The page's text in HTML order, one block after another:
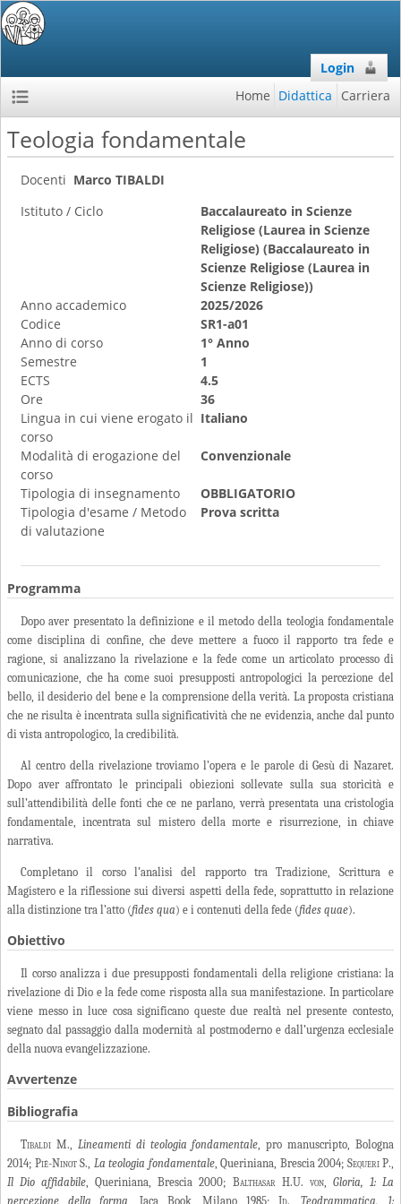
Login
Home Didattica Carriera
Teologia fondamentale
Docenti Marco TIBALDI
Istituto / Ciclo
Baccalaureato in Scienze
Religiose (Laurea in Scienze
Religiose) (Baccalaureato in
Scienze Religiose (Laurea in
Scienze Religiose))
Anno accademico
2025/2026
Codice
SR1-a01
Anno di corso
1° Anno
Semestre
1
ECTS
4.5
Ore
36
Lingua in cui viene erogato il
corso
Italiano
Modalità di erogazione del
corso
Convenzionale
Tipologia di insegnamento
OBBLIGATORIO
Tipologia d'esame / Metodo
di valutazione
Prova scritta
Programma
Dopo aver presentato la definizione e il metodo della teologia fondamentale
come disciplina di confine, che deve mettere a fuoco il rapporto tra fede e
ragione, si analizzano la rivelazione e la fede come un articolato processo di
comunicazione, che ha come suoi presupposti antropologici la percezione del
bello, il desiderio del bene e la comprensione della verità. La proposta cristiana
che ne risulta è incentrata sulla significatività che ne evidenzia, anche dal punto
di vista antropologico, la credibilità.
Al centro della rivelazione troviamo l’opera e le parole di Gesù di Nazaret.
Dopo aver affrontato le principali obiezioni sollevate sulla sua storicità e
sull’attendibilità delle fonti che ce ne parlano, verrà presentata una cristologia
fondamentale, incentrata sul mistero della morte e risurrezione, in chiave
narrativa.
Completano il corso l’analisi del rapporto tra Tradizione, Scrittura e
Magistero e la riflessione sui diversi aspetti della fede, soprattutto in relazione
alla distinzione tra l’atto (fides qua) e i contenuti della fede (fides quae).
Obiettivo
Il corso analizza i due presupposti fondamentali della religione cristiana: la
rivelazione di Dio e la fede come risposta alla sua manifestazione. In particolare
viene messo in luce cosa significano queste due realtà nel presente contesto,
segnato dal passaggio dalla modernità al postmoderno e dall’urgenza ecclesiale
della nuova evangelizzazione.
Avvertenze
Bibliografia
Tibaldi M., Lineamenti di teologia fondamentale, pro manuscripto, Bologna
2014; Pié-Ninot S., La teologia fondamentale, Queriniana, Brescia 2004; Sequeri P.,
Il Dio affidabile, Queriniana, Brescia 2000; Balthasar H.U. von, Gloria, 1: La
percezione della forma , Jaca Book, Milano 1985; Id. ,Teodrammatica, 1: